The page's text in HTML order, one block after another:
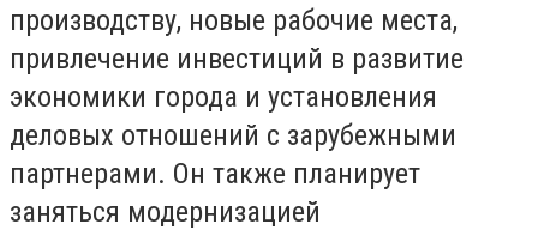
производству, новые рабочие места,
привлечение инвестиций в развитие
экономики города и установления
деловых отношений с зарубежными
партнерами. Он также планирует
заняться модернизацией